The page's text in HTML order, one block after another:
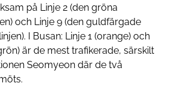
på Linje 2 (den gröna
och Linje 9 (den guldfärgade
I Busan: Linje 1 (orange) och
är de mest trafikerade, särskilt
Seomyeon där de två